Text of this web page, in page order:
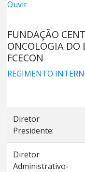
Ouvir
FUNDAÇÃO
ONCOLOGIA DO
FCECON
REGIMENTO
Diretor
Presidente:
Diretor
Administrativo-